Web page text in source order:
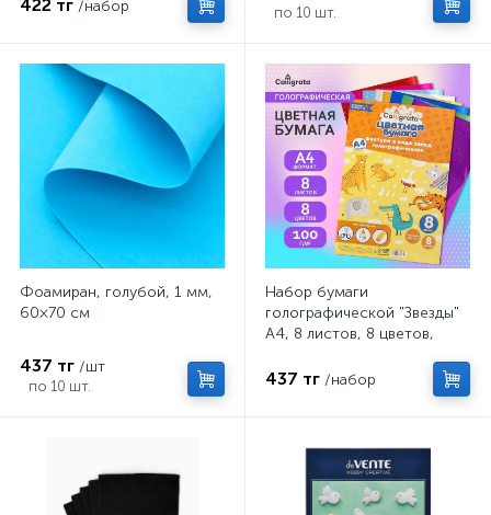
422 тг /набор по 10 шт.
Фоамиран, голубой, 1 мм,
60×70 см
437 тг /шт
по 10 шт.
Набор бумаги
голографической "Звезды"
А4, 8 листов, 8 цветов,
437 тг /набор